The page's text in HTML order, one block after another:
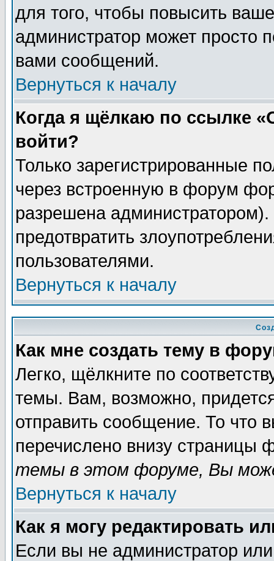
для того, чтобы повысить
администратор может просто
вами сообщений.
Вернуться к началу
Когда я щёлкаю по ссылке
войти?
Только зарегистрированные
через встроенную в форум
разрешена
предотвратить
пользователями.
Вернуться к началу
Как мне создать тему в
Легко, щёлкните по
темы. Вам, возможно,
отправить сообщение. То что
перечислено внизу страницы
темы в этом форуме, Вы
Вернуться к началу
Как я могу редактировать
Если вы не администратор